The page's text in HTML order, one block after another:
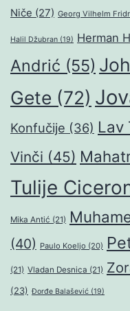
Niče (27) Georg Vilhelm
Halil Džubran (19) Herman
Andrić (55)
Gete (72)
Konfučije (36) Lav
Vinči (45)
Tulije
Mika Antić (21)
(40) Paulo Koeljo (20)
(21) Vladan Desnica (21)
(23) Đorđe Balašević (19)